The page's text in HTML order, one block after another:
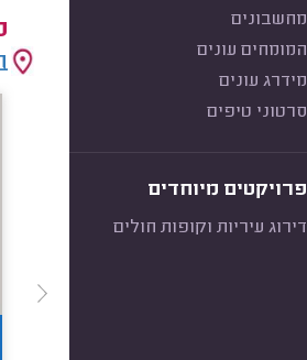
מחשבונים
המומחים עונים
מידרג עונים
סרטוני טיפים
פרויקטים מיוחדים
דירוג עיריות וקופות חולים